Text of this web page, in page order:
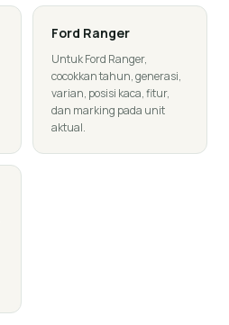
Ford Ranger
Untuk Ford Ranger,
cocokkan tahun, generasi,
varian, posisi kaca, fitur,
dan marking pada unit
aktual.